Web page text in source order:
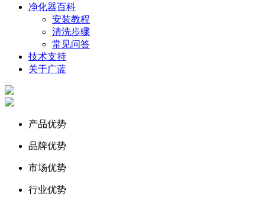
净化器百科
安装教程
清洗步骤
常见问答
技术支持
关于广蓝
产品优势
品牌优势
市场优势
行业优势